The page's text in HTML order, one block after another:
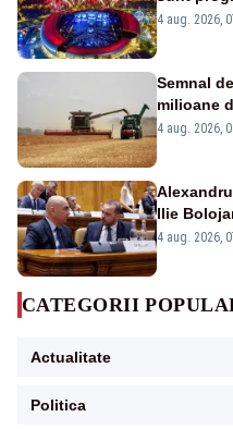
4 aug. 2026,
Semnal
milioane
strategia
4 aug. 2026,
Ilie
urmărind
4 aug. 2026,
CATEGORII
Actualitate
Politica